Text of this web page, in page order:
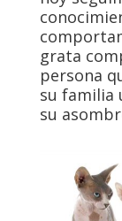
grata
persona
su familia
su